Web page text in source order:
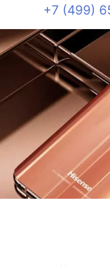
+7 (499)